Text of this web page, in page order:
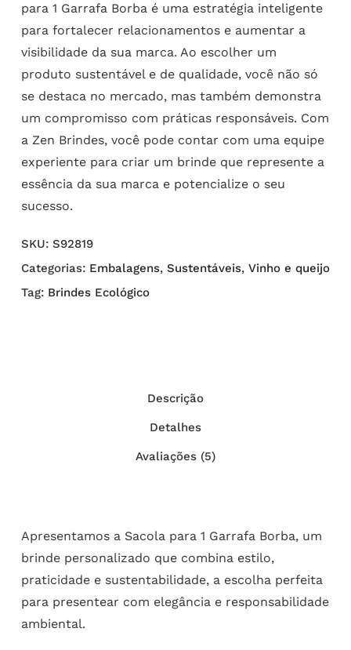
para 1 Garrafa Borba é uma estratégia inteligente
para fortalecer relacionamentos e aumentar a
visibilidade da sua marca. Ao escolher um
produto sustentável e de qualidade, você não só
se destaca no mercado, mas também demonstra
um compromisso com práticas responsáveis. Com
a Zen Brindes, você pode contar com uma equipe
experiente para criar um brinde que represente a
essência da sua marca e potencialize o seu
sucesso.
SKU: S92819
Categorias: Embalagens, Sustentáveis, Vinho e queijo
Tag: Brindes Ecológico
Descrição
Detalhes
Avaliações (5)
Apresentamos a Sacola para 1 Garrafa Borba, um
brinde personalizado que combina estilo,
praticidade e sustentabilidade, a escolha perfeita
para presentear com elegância e responsabilidade
ambiental.